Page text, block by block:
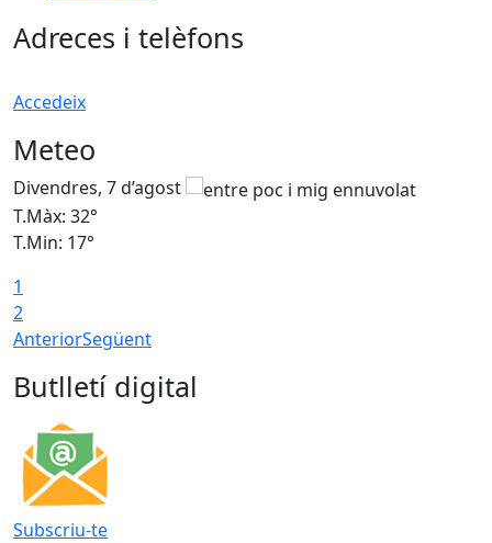
Adreces i telèfons
Accedeix
Meteo
Divendres, 7 d’agost
T.Màx: 32°
T.Min: 17°
1
2
AnteriorSegüent
Butlletí digital
Subscriu-te